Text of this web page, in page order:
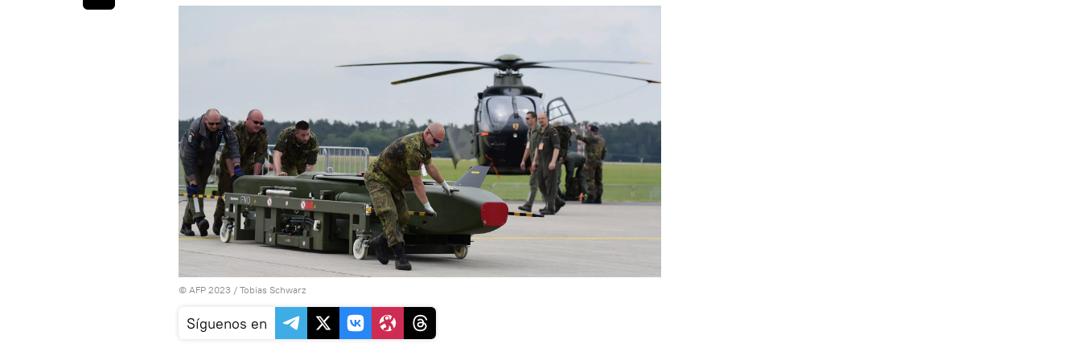
© AFP 2023 / Tobias Schwarz
Síguenos en